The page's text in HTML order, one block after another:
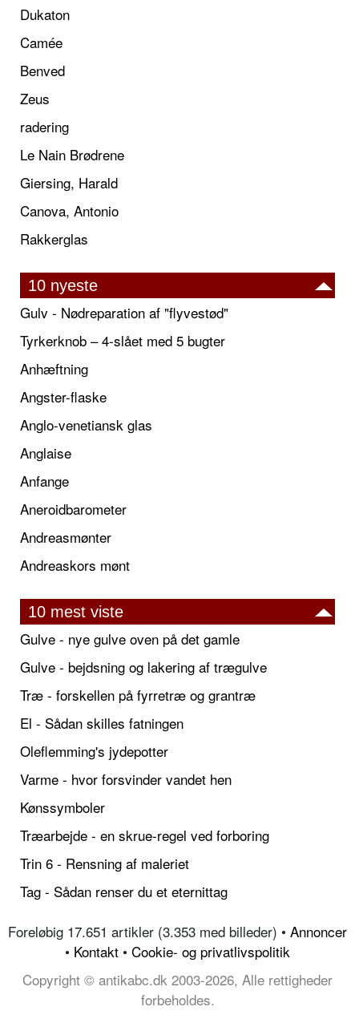
Dukaton
Camée
Benved
Zeus
radering
Le Nain Brødrene
Giersing, Harald
Canova, Antonio
Rakkerglas
10 nyeste
Gulv - Nødreparation af "flyvestød"
Tyrkerknob – 4-slået med 5 bugter
Anhæftning
Angster-flaske
Anglo-venetiansk glas
Anglaise
Anfange
Aneroidbarometer
Andreasmønter
Andreaskors mønt
10 mest viste
Gulve - nye gulve oven på det gamle
Gulve - bejdsning og lakering af trægulve
Træ - forskellen på fyrretræ og grantræ
El - Sådan skilles fatningen
Oleflemming's jydepotter
Varme - hvor forsvinder vandet hen
Kønssymboler
Træarbejde - en skrue-regel ved forboring
Trin 6 - Rensning af maleriet
Tag - Sådan renser du et eternittag
Foreløbig 17.651 artikler (3.353 med billeder) • Annoncer
• Kontakt • Cookie- og privatlivspolitik
Copyright © antikabc.dk 2003-2026, Alle rettigheder
forbeholdes.